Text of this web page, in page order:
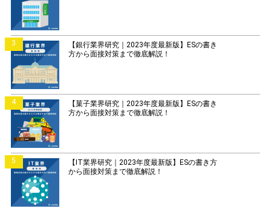
3
【銀行業界研究｜2023年度最新版】ESの書き
方から面接対策まで徹底解説！
4
【菓子業界研究｜2023年度最新版】ESの書き
方から面接対策まで徹底解説！
5
【IT業界研究｜2023年度最新版】ESの書き方
から面接対策まで徹底解説！